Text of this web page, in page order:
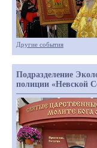
Другие события
Подразделение
полиции «Невской